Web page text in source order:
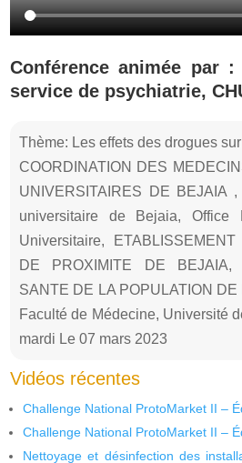
Conférence animée par :
service de psychiatrie,
Thème: Les effets des drogues
COORDINATION DES
UNIVERSITAIRES DE BEJAIA
universitaire de Bejaia,
Universitaire,
DE PROXIMITE DE
SANTE DE LA POPULATION DE
Faculté de Médecine, Université
mardi Le 07 mars 2023
Vidéos récentes
Challenge National ProtoMarket II –
Challenge National ProtoMarket II –
Nettoyage et désinfection des